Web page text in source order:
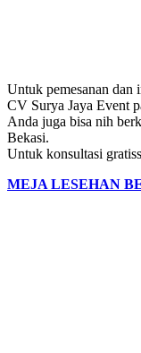
Untuk pemesanan dan
CV Surya Jaya Event
Anda juga bisa nih
Bekasi.
Untuk konsultasi
MEJA LESEHAN